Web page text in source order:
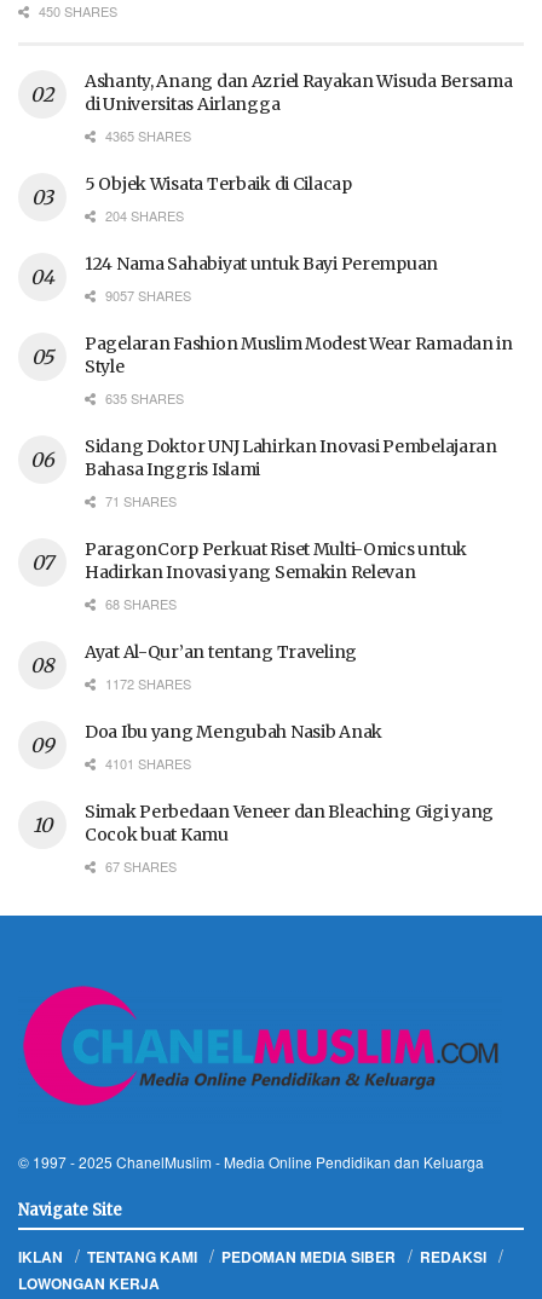
450 SHARES
Ashanty, Anang dan Azriel Rayakan Wisuda Bersama
di Universitas Airlangga
4365 SHARES
5 Objek Wisata Terbaik di Cilacap
204 SHARES
124 Nama Sahabiyat untuk Bayi Perempuan
9057 SHARES
Pagelaran Fashion Muslim Modest Wear Ramadan in
Style
635 SHARES
Sidang Doktor UNJ Lahirkan Inovasi Pembelajaran
Bahasa Inggris Islami
71 SHARES
ParagonCorp Perkuat Riset Multi-Omics untuk
Hadirkan Inovasi yang Semakin Relevan
68 SHARES
Ayat Al-Qur’an tentang Traveling
1172 SHARES
Doa Ibu yang Mengubah Nasib Anak
4101 SHARES
Simak Perbedaan Veneer dan Bleaching Gigi yang
Cocok buat Kamu
67 SHARES
© 1997 - 2025 ChanelMuslim - Media Online Pendidikan dan Keluarga
Navigate Site
IKLAN TENTANG KAMI PEDOMAN MEDIA SIBER
REDAKSI
LOWONGAN KERJA